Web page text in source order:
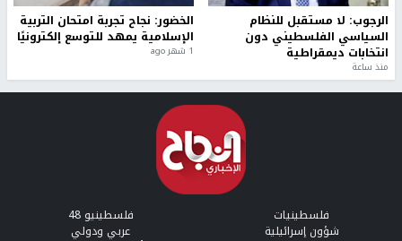
الرجوب: لا مستقبل للنظام
السياسي الفلسطيني دون
انتخابات ديمقراطية
منذ ساعة
الخضور: نجاح تجربة امتحان التربية
الإسلامية يمهد للتوسع إلكترونيًا
1 شهر ago
فلسطينيات فلسطينيو 48
شؤون إسرائيلية عربي ودولي